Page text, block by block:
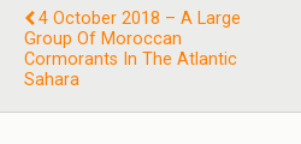
4 October 2018 – A Large
Group Of Moroccan
Cormorants In The Atlantic
Sahara